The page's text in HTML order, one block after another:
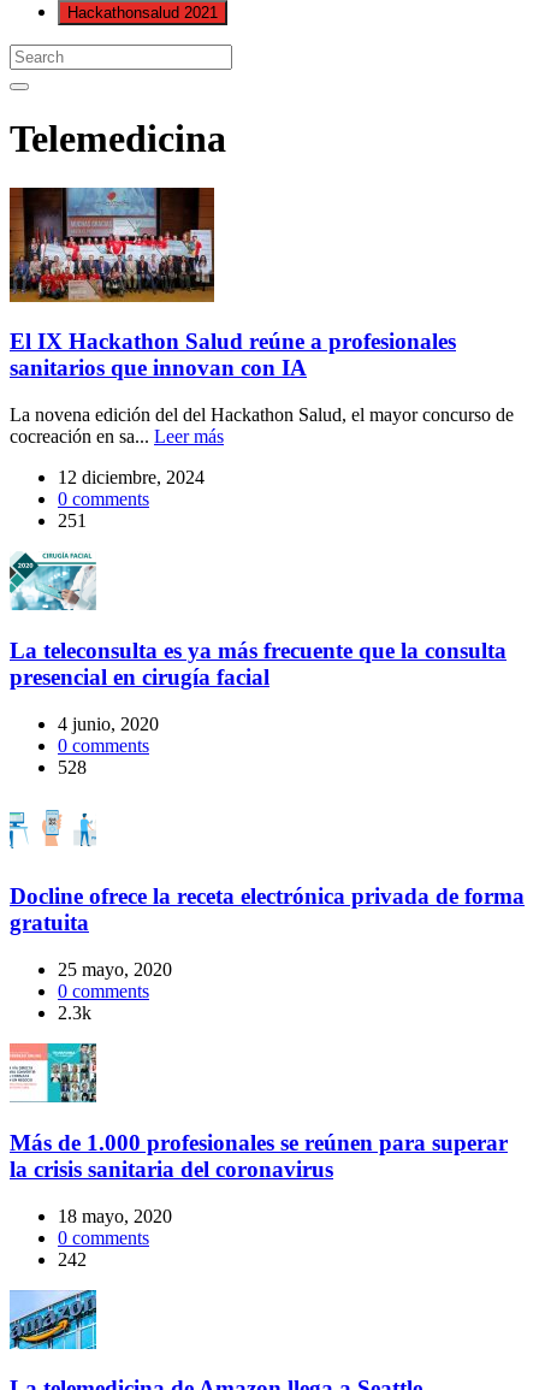
Hackathonsalud 2021
Telemedicina
El IX Hackathon Salud reúne a profesionales
sanitarios que innovan con IA
La novena edición del del Hackathon Salud, el mayor concurso de
cocreación en sa... Leer más
12 diciembre, 2024
0 comments
251
La teleconsulta es ya más frecuente que la consulta
presencial en cirugía facial
4 junio, 2020
0 comments
528
Docline ofrece la receta electrónica privada de forma
gratuita
25 mayo, 2020
0 comments
2.3k
Más de 1.000 profesionales se reúnen para superar
la crisis sanitaria del coronavirus
18 mayo, 2020
0 comments
242